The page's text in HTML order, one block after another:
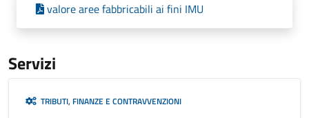
valore aree fabbricabili ai fini IMU
Servizi
TRIBUTI, FINANZE E CONTRAVVENZIONI